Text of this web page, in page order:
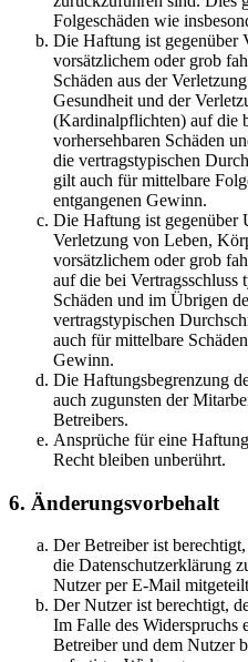
Folgeschäden wie
Die Haftung ist gegenüber
vorsätzlichem oder grob
Schäden aus der
Gesundheit und der
(Kardinalpflichten) auf die
vorhersehbaren Schäden
die vertragstypischen
gilt auch für mittelbare
entgangenen Gewinn.
Die Haftung ist gegenüber
Verletzung von Leben,
vorsätzlichem oder grob
auf die bei Vertragsschluss
Schäden und im Übrigen
vertragstypischen
auch für mittelbare
Gewinn.
Die Haftungsbegrenzung
auch zugunsten der
Betreibers.
Ansprüche für eine
Recht bleiben unberührt.
6. Änderungsvorbehalt
Der Betreiber ist
die Datenschutzerklärung
Nutzer per E-Mail
Der Nutzer ist berechtigt,
Im Falle des Widerspruchs
Betreiber und dem Nutzer